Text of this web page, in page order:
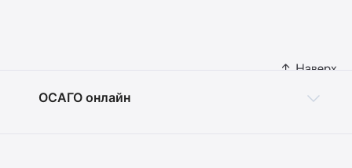
ОСАГО онлайн